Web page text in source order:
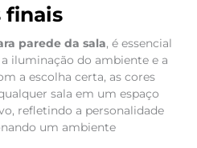
finais
parede da sala, é essencial
iluminação do ambiente e a
a escolha certa, as cores
sala em um espaço
refletindo a personalidade
um ambiente